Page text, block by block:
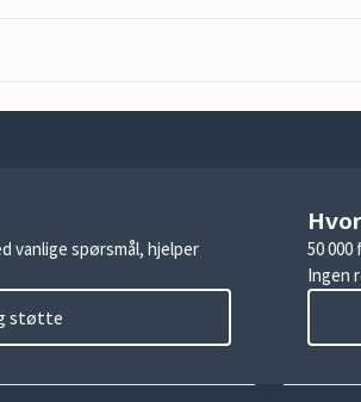
vanlige spørsmål, hjelper
støtte
50
Ingen